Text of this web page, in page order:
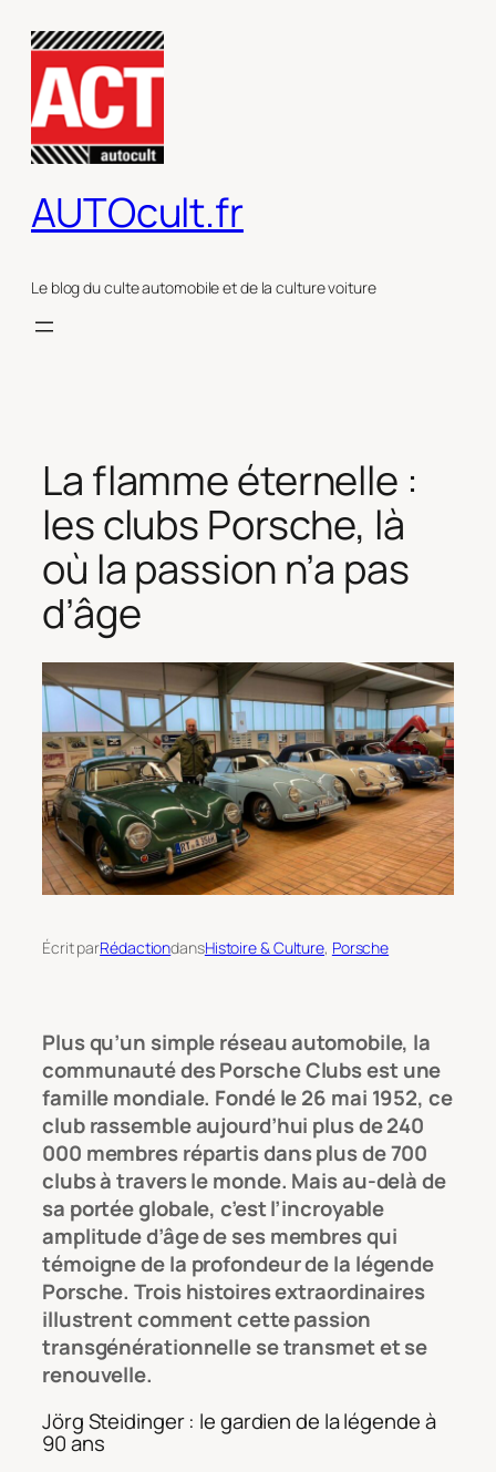
contenu
AUTOcult.fr
Le blog du culte automobile et de la culture voiture
La flamme éternelle :
les clubs Porsche, là
où la passion n’a pas
d’âge
Écrit parRédactiondansHistoire & Culture, Porsche
Plus qu’un simple réseau automobile, la
communauté des Porsche Clubs est une
famille mondiale. Fondé le 26 mai 1952, ce
club rassemble aujourd’hui plus de 240
000 membres répartis dans plus de 700
clubs à travers le monde. Mais au-delà de
sa portée globale, c’est l’incroyable
amplitude d’âge de ses membres qui
témoigne de la profondeur de la légende
Porsche. Trois histoires extraordinaires
illustrent comment cette passion
transgénérationnelle se transmet et se
renouvelle.
Jörg Steidinger : le gardien de la légende à
90 ans